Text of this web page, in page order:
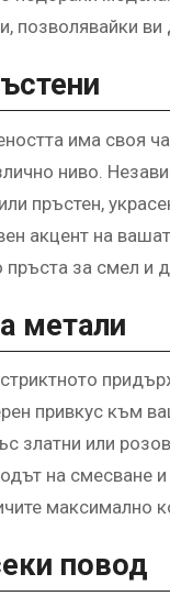
позволявайки
има своя
ниво.
пръстен,
акцент на
пръста за смел и
метали
привкус към
златни или
на смесване
максимално
повод